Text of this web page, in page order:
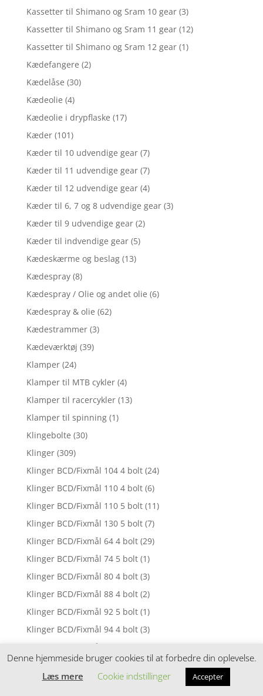
Kassetter til Shimano og Sram 10 gear (3)
Kassetter til Shimano og Sram 11 gear (12)
Kassetter til Shimano og Sram 12 gear (1)
Kædefangere (2)
Kædelåse (30)
Kædeolie (4)
Kædeolie i drypflaske (17)
Kæder (101)
Kæder til 10 udvendige gear (7)
Kæder til 11 udvendige gear (7)
Kæder til 12 udvendige gear (4)
Kæder til 6, 7 og 8 udvendige gear (3)
Kæder til 9 udvendige gear (2)
Kæder til indvendige gear (5)
Kædeskærme og beslag (13)
Kædespray (8)
Kædespray / Olie og andet olie (6)
Kædespray & olie (62)
Kædestrammer (3)
Kædeværktøj (39)
Klamper (24)
Klamper til MTB cykler (4)
Klamper til racercykler (13)
Klamper til spinning (1)
Klingebolte (30)
Klinger (309)
Klinger BCD/Fixmål 104 4 bolt (24)
Klinger BCD/Fixmål 110 4 bolt (6)
Klinger BCD/Fixmål 110 5 bolt (11)
Klinger BCD/Fixmål 130 5 bolt (7)
Klinger BCD/Fixmål 64 4 bolt (29)
Klinger BCD/Fixmål 74 5 bolt (1)
Klinger BCD/Fixmål 80 4 bolt (3)
Klinger BCD/Fixmål 88 4 bolt (2)
Klinger BCD/Fixmål 92 5 bolt (1)
Klinger BCD/Fixmål 94 4 bolt (3)
Klinger BCD/Fixmål 94 5 bolt
Klinger BCD/Fixmål 96 4 bolt (24)
Klinger Direct Mount (39)
Denne hjemmeside bruger cookies til at forbedre din oplevelse.
Læs mere
Cookie indstillinger Accepter